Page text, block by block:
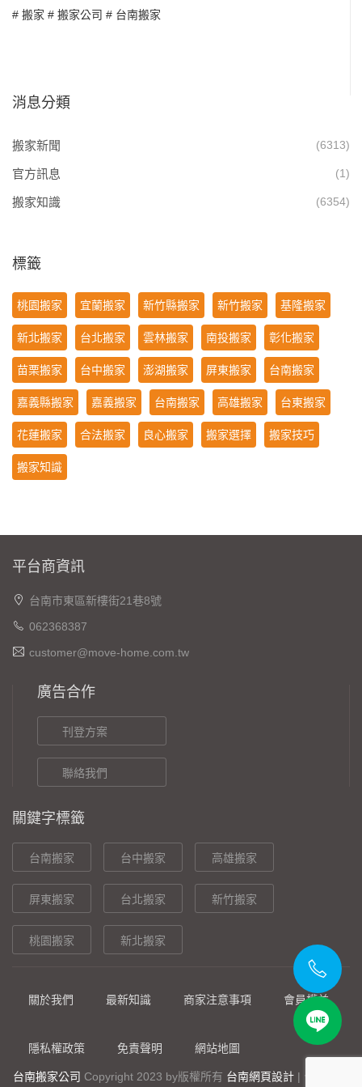
# 搬家 # 搬家公司 # 台南搬家
消息分類
搬家新聞 (6313)
官方訊息 (1)
搬家知識 (6354)
標籤
桃園搬家 宜蘭搬家 新竹縣搬家 新竹搬家 基隆搬家
新北搬家 台北搬家 雲林搬家 南投搬家 彰化搬家
苗栗搬家 台中搬家 澎湖搬家 屏東搬家 台南搬家
嘉義縣搬家 嘉義搬家 台南搬家 高雄搬家 台東搬家
花蓮搬家 合法搬家 良心搬家 搬家選擇 搬家技巧
搬家知識
平台商資訊
台南市東區新樓街21巷8號
062368387
customer@move-home.com.tw
廣告合作
刊登方案
聯絡我們
關鍵字標籤
台南搬家 台中搬家 高雄搬家
屏東搬家 台北搬家 新竹搬家
桃園搬家 新北搬家
關於我們 最新知識 商家注意事項 會員權益
隱私權政策 免責聲明 網站地圖
台南搬家公司 Copyright 2023 by版權所有 台南網頁設計 | 台南網站